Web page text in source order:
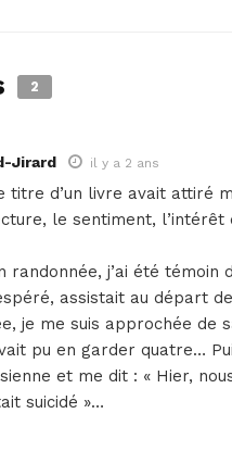
2
Jirard il y a 2 ans
titre d’un livre avait attiré
le sentiment, l’intérêt
randonnée, j’ai été témoin
assistait au départ
je me suis approchée de
pu en garder quatre…
et me dit : « Hier,
suicidé »…